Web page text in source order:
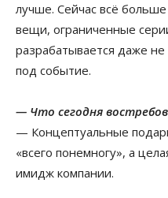
лучше. Сейчас всё
вещи, ограниченные
разрабатывается даже
под событие.
— Что сегодня
— Концептуальные
«всего понемногу», а
имидж компании.